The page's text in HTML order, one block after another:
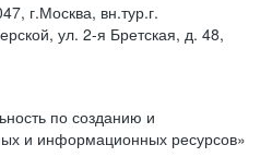
г.Москва, вн.тур.г.
ул. 2-я Бретская, д. 48,
по созданию и
и информационных ресурсов»